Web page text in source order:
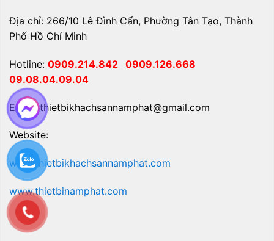
Địa chỉ: 266/10 Lê Đình Cẩn, Phường Tân Tạo, Thành
Phố Hồ Chí Minh
Hotline: 0909.214.842 0909.126.668
09.08.04.09.04
Email: thietbikhachsannamphat@gmail.com
Website:
www.thietbikhachsannamphat.com
www.thietbinamphat.com